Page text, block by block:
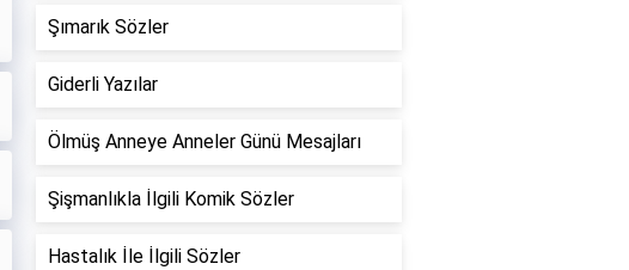
Şımarık Sözler
Giderli Yazılar
Ölmüş Anneye Anneler Günü Mesajları
Şişmanlıkla İlgili Komik Sözler
Hastalık İle İlgili Sözler